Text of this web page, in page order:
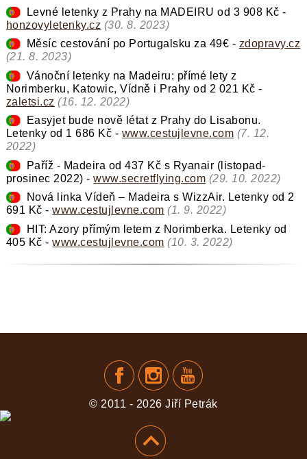
Levné letenky z Prahy na MADEIRU od 3 908 Kč -
honzovyletenky.cz (30. 8. 2023)
Měsíc cestování po Portugalsku za 49€ - zdopravy.cz
(21. 8. 2023)
Vánoční letenky na Madeiru: přímé lety z
Norimberku, Katowic, Vídně i Prahy od 2 021 Kč -
zaletsi.cz (16. 12. 2022)
Easyjet bude nově létat z Prahy do Lisabonu.
Letenky od 1 686 Kč - www.cestujlevne.com (7. 12.
2022)
Paříž - Madeira od 437 Kč s Ryanair (listopad-
prosinec 2022) -www.secretflying.com (29. 10. 2022)
Nová linka Vídeň – Madeira s WizzAir. Letenky od 2
691 Kč -www.cestujlevne.com (1. 9. 2022)
HIT: Azory přímým letem z Norimberka. Letenky od
405 Kč -www.cestujlevne.com (10. 3. 2022)
© 2011 - 2026 Jiří Petrák